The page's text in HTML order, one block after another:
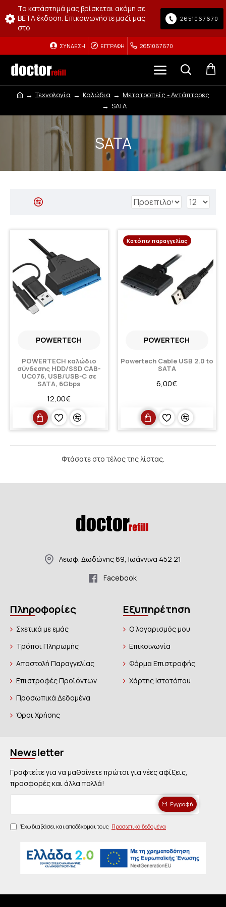
Το κατάστημά μας βρίσκεται ακόμη σε
BETA έκδοση. Επικοινωνήστε μαζί μας
στο
2651067670
ΣΎΝΔΕΣΗ ΕΓΓΡΑΦΉ 2651067670
Τεχνολογία Καλώδια
Μετατροπείς - Αντάπτορες
SATA
SATA
POWERTECH
POWERTECH καλώδιο
σύνδεσης HDD/SSD CAB-
UC076, USB/USB-C σε
SATA, 6Gbps
12,00€
Κατόπιν παραγγελίας
POWERTECH
Powertech Cable USB 2.0 to
SATA
6,00€
Φτάσατε στο τέλος της λίστας.
Λεωφ. Δωδώνης 69, Ιωάννινα 452 21
Facebook
Πληροφορίες
Σχετικά με εμάς
Τρόποι Πληρωμής
Αποστολή Παραγγελίας
Επιστροφές Προϊόντων
Προσωπικά Δεδομένα
Όροι Χρήσης
Εξυπηρέτηση
Ο λογαρισμός μου
Επικοινωνία
Φόρμα Επιστροφής
Χάρτης Ιστοτόπου
Newsletter
Γραφτείτε για να μαθαίνετε πρώτοι για νέες αφίξεις,
προσφορές και άλλα πολλά!
Εγγραφή
Έχω διαβάσει και αποδέχομαι τους Προσωπικά δεδομένα